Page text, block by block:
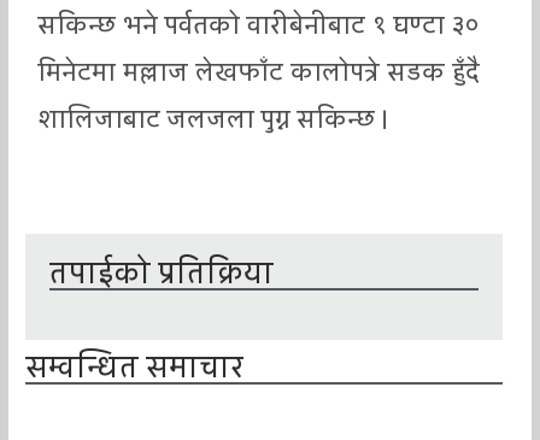
सकिन्छ भने पर्वतको वारीबेनीबाट १ घण्टा ३०
मिनेटमा मल्लाज लेखफाँट कालोपत्रे सडक हुँदै
शालिजाबाट जलजला पुग्न सकिन्छ ।
तपाईको प्रतिक्रिया
सम्वन्धित समाचार